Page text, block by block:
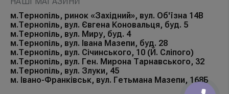
м.Тернопіль, ринок «Західний», вул. Об'їзна 14В
м.Тернопіль, вул. Євгена Коновальця, буд. 5
м.Тернопіль, вул. Миру, буд. 4
м.Тернопіль, вул. Івана Мазепи, буд. 28
м.Тернопіль, вул. Січинського, 10 (Й. Сліпого)
м.Тернопіль, вул. Ген. Мирона Тарнавського, 32
м.Тернопіль, вул. Злуки, 45
м. Івано-Франківськ, вул. Гетьмана Мазепи, 168Б